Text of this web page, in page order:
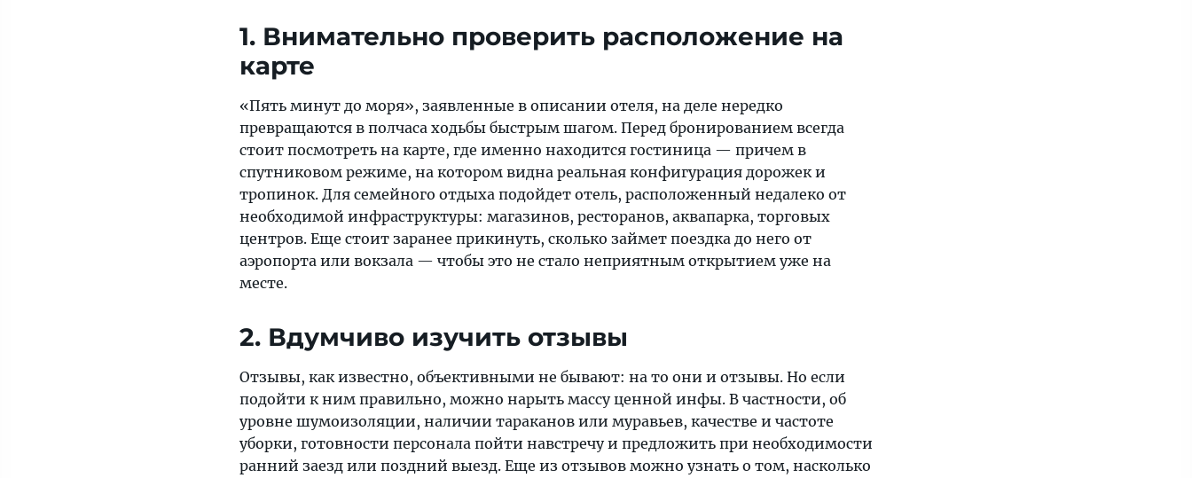
1. Внимательно проверить расположение на
карте
«Пять минут до моря», заявленные в описании отеля, на деле нередко
превращаются в полчаса ходьбы быстрым шагом. Перед бронированием всегда
стоит посмотреть на карте, где именно находится гостиница — причем в
спутниковом режиме, на котором видна реальная конфигурация дорожек и
тропинок. Для семейного отдыха подойдет отель, расположенный недалеко от
необходимой инфраструктуры: магазинов, ресторанов, аквапарка, торговых
центров. Еще стоит заранее прикинуть, сколько займет поездка до него от
аэропорта или вокзала — чтобы это не стало неприятным открытием уже на
месте.
2. Вдумчиво изучить отзывы
Отзывы, как известно, объективными не бывают: на то они и отзывы. Но если
подойти к ним правильно, можно нарыть массу ценной инфы. В частности, об
уровне шумоизоляции, наличии тараканов или муравьев, качестве и частоте
уборки, готовности персонала пойти навстречу и предложить при необходимости
ранний заезд или поздний выезд. Еще из отзывов можно узнать о том, насколько